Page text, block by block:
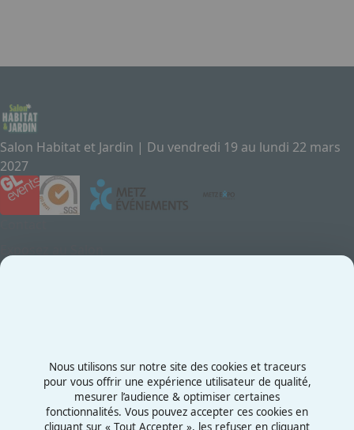
Salon Habitat et Jardin | Du vendredi 19 au lundi 22 mars
2027
Rue de la Grange aux Bois
57070 - Metz
France
Nous utilisons sur notre site des cookies et traceurs
pour vous offrir une expérience utilisateur de qualité,
mesurer l’audience & optimiser certaines
fonctionnalités. Vous pouvez accepter ces cookies en
cliquant sur « Tout Accepter », les refuser en cliquant